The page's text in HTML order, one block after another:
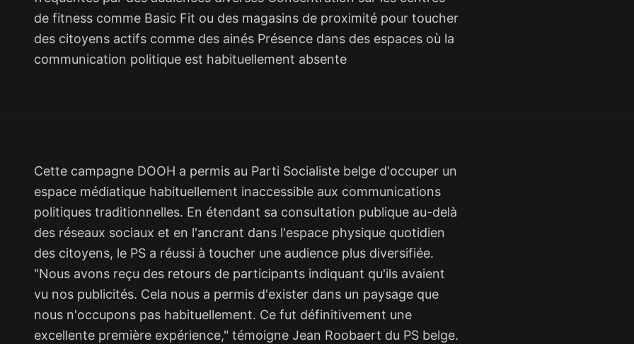
de fitness comme Basic Fit ou des magasins de proximité pour toucher
des citoyens actifs comme des ainés Présence dans des espaces où la
communication politique est habituellement absente
Cette campagne DOOH a permis au Parti Socialiste belge d'occuper un
espace médiatique habituellement inaccessible aux communications
politiques traditionnelles. En étendant sa consultation publique au-delà
des réseaux sociaux et en l'ancrant dans l'espace physique quotidien
des citoyens, le PS a réussi à toucher une audience plus diversifiée.
"Nous avons reçu des retours de participants indiquant qu'ils avaient
vu nos publicités. Cela nous a permis d'exister dans un paysage que
nous n'occupons pas habituellement. Ce fut définitivement une
excellente première expérience," témoigne Jean Roobaert du PS belge.